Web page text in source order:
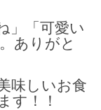
」「可愛い
ありがと
味しいお食
す！！